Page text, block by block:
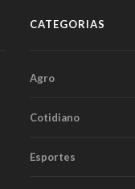
CATEGORIAS
Agro
Cotidiano
Esportes